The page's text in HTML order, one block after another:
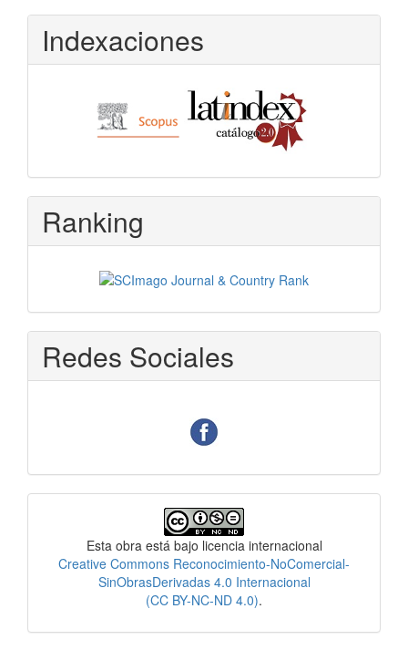
Indexaciones
Ranking
Redes Sociales
Esta obra está bajo licencia internacional
Creative Commons Reconocimiento-NoComercial-
SinObrasDerivadas 4.0 Internacional
(CC BY-NC-ND 4.0).